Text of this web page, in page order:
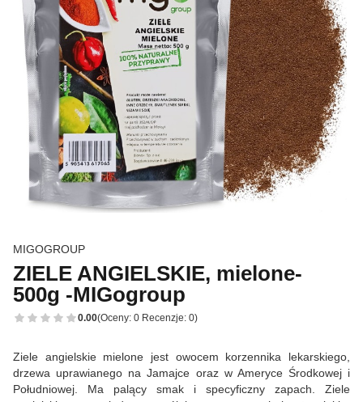
MIGOGROUP
ZIELE ANGIELSKIE, mielone-
500g -MIGogroup
0.00(Oceny: 0 Recenzje: 0)
Ziele angielskie mielone jest owocem korzennika lekarskiego,
drzewa uprawianego na Jamajce oraz w Ameryce Środkowej i
Południowej. Ma palący smak i specyficzny zapach. Ziele